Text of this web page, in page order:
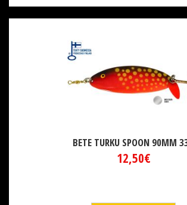
BETE TURKU SPOON 90MM
12,50€